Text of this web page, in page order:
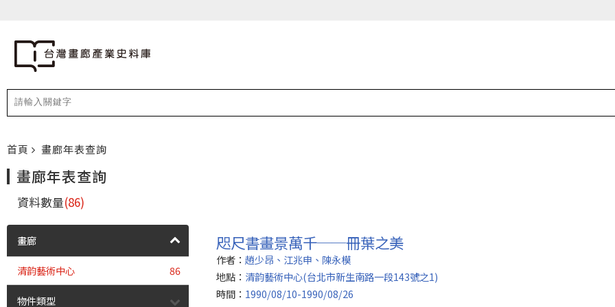
首頁 畫廊年表查詢
畫廊年表查詢
資料數量(86)
畫廊
清韵藝術中心 86
物件類型
咫尺書畫景萬千──冊葉之美
作者： 趙少昂、江兆申、陳永模
地點： 清韵藝術中心(台北市新生南路一段143號之1)
時間： 1990/08/10-1990/08/26